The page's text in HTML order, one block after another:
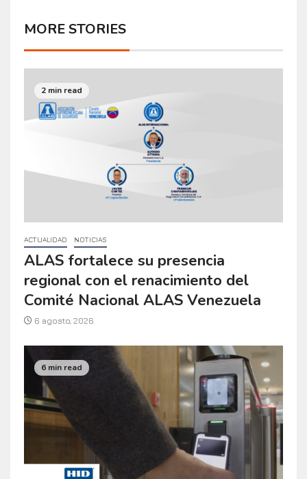
MORE STORIES
2 min read
ACTUALIDAD NOTICIAS
ALAS fortalece su presencia
regional con el renacimiento del
Comité Nacional ALAS Venezuela
6 agosto, 2026
6 min read